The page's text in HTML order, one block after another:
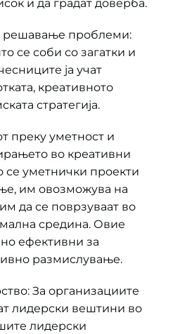
и да градат доверба.
решавање проблеми:
се соби со загатки и
ја учат
креативното
стратегија.
преку уметност и
во креативни
се уметнички проекти
им овозможува на
да се поврзуваат во
средина. Овие
ефективни за
размислување.
За организациите
лидерски вештини во
лидерски